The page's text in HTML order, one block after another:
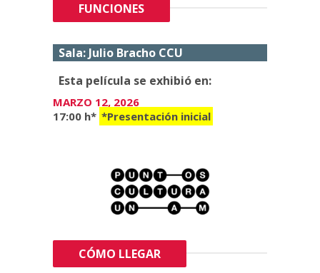
FUNCIONES
Sala: Julio Bracho CCU
Esta película se exhibió en:
MARZO 12, 2026
17:00 h* *Presentación inicial
CÓMO LLEGAR